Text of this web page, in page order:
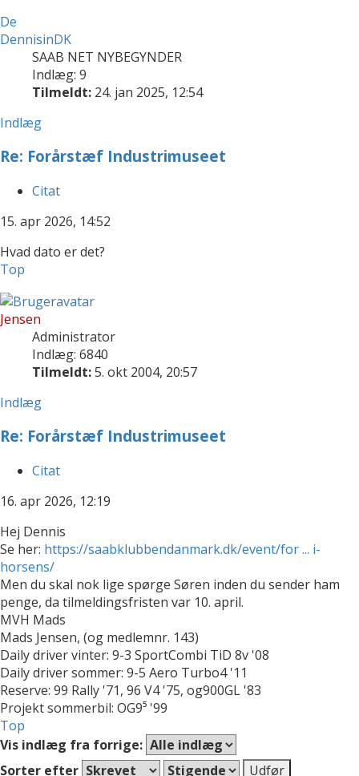
De
DennisinDK
SAAB NET NYBEGYNDER
Indlæg: 9
Tilmeldt: 24. jan 2025, 12:54
Indlæg
Re: Forårstæf Industrimuseet
Citat
15. apr 2026, 14:52
Hvad dato er det?
Top
Jensen
Administrator
Indlæg: 6840
Tilmeldt:5. okt 2004, 20:57
Indlæg
Re: Forårstæf Industrimuseet
Citat
16. apr 2026, 12:19
Hej Dennis
Se her: https://saabklubbendanmark.dk/event/for ... i-
horsens/
Men du skal nok lige spørge Søren inden du sender ham
penge, da tilmeldingsfristen var 10. april.
MVH Mads
Mads Jensen, (og medlemnr. 143)
Daily driver vinter: 9-3 SportCombi TiD 8v '08
Daily driver sommer: 9-5 Aero Turbo4 '11
Reserve: 99 Rally '71, 96 V4 '75, og900GL '83
Projekt sommerbil: OG9⁵ '99
Top
Vis indlæg fra forrige:
Sorter efter